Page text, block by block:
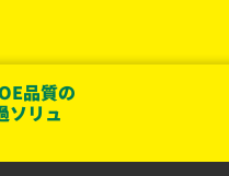
品質の
ソリュ